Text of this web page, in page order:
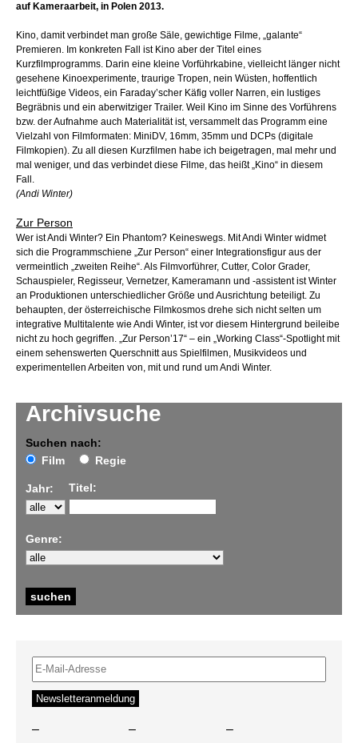
Archivsuche
Suchen nach:
Film
Regie
Jahr: Titel:
Genre:
auf Kameraarbeit, in Polen 2013.
Kino, damit verbindet man große Säle, gewichtige Filme, „galante“
Premieren. Im konkreten Fall ist Kino aber der Titel eines
Kurzfilmprogramms. Darin eine kleine Vorführkabine, vielleicht länger nicht
gesehene Kinoexperimente, traurige Tropen, nein Wüsten, hoffentlich
leichtfüßige Videos, ein Faraday’scher Käfig voller Narren, ein lustiges
Begräbnis und ein aberwitziger Trailer. Weil Kino im Sinne des Vorführens
bzw. der Aufnahme auch Materialität ist, versammelt das Programm eine
Vielzahl von Filmformaten: MiniDV, 16mm, 35mm und DCPs (digitale
Filmkopien). Zu all diesen Kurzfilmen habe ich beigetragen, mal mehr und
mal weniger, und das verbindet diese Filme, das heißt „Kino“ in diesem
Fall.
(Andi Winter)
Zur Person
Wer ist Andi Winter? Ein Phantom? Keineswegs. Mit Andi Winter widmet
sich die Programmschiene „Zur Person“ einer Integrationsfigur aus der
vermeintlich „zweiten Reihe“. Als Filmvorführer, Cutter, Color Grader,
Schauspieler, Regisseur, Vernetzer, Kameramann und -assistent ist Winter
an Produktionen unterschiedlicher Größe und Ausrichtung beteiligt. Zu
behaupten, der österreichische Filmkosmos drehe sich nicht selten um
integrative Multitalente wie Andi Winter, ist vor diesem Hintergrund beileibe
nicht zu hoch gegriffen. „Zur Person’17“ – ein „Working Class“-Spotlight mit
einem sehenswerten Querschnitt aus Spielfilmen, Musikvideos und
experimentellen Arbeiten von, mit und rund um Andi Winter.
– – –